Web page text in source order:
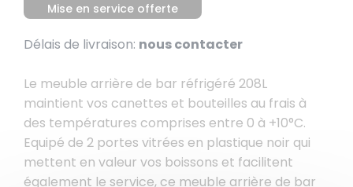
Mise en service offerte
Délais de livraison: nous contacter
Le meuble arrière de bar réfrigéré 208L
maintient vos canettes et bouteilles au frais à
des températures comprises entre 0 à +10°C.
Equipé de 2 portes vitrées en plastique noir qui
mettent en valeur vos boissons et facilitent
également le service, ce meuble arrière de bar